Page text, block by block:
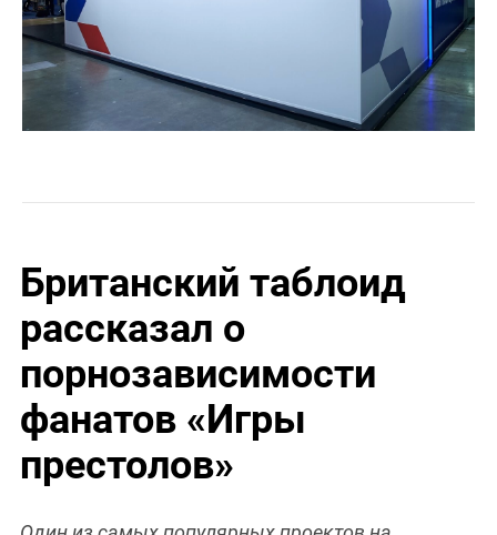
Британский таблоид
рассказал о
порнозависимости
фанатов «Игры
престолов»